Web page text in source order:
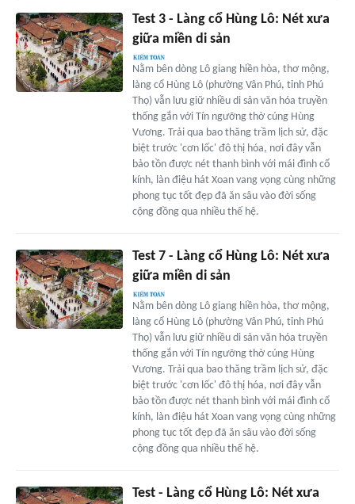
Test 3 - Làng cổ Hùng Lô: Nét xưa
giữa miền di sản
Nằm bên dòng Lô giang hiền hòa, thơ mộng,
làng cổ Hùng Lô (phường Vân Phú, tỉnh Phú
Thọ) vẫn lưu giữ nhiều di sản văn hóa truyền
thống gắn với Tín ngưỡng thờ cúng Hùng
Vương. Trải qua bao thăng trầm lịch sử, đặc
biệt trước 'cơn lốc' đô thị hóa, nơi đây vẫn
bảo tồn được nét thanh bình với mái đình cổ
kính, làn điệu hát Xoan vang vọng cùng những
phong tục tốt đẹp đã ăn sâu vào đời sống
cộng đồng qua nhiều thế hệ.
Test 7 - Làng cổ Hùng Lô: Nét xưa
giữa miền di sản
Nằm bên dòng Lô giang hiền hòa, thơ mộng,
làng cổ Hùng Lô (phường Vân Phú, tỉnh Phú
Thọ) vẫn lưu giữ nhiều di sản văn hóa truyền
thống gắn với Tín ngưỡng thờ cúng Hùng
Vương. Trải qua bao thăng trầm lịch sử, đặc
biệt trước 'cơn lốc' đô thị hóa, nơi đây vẫn
bảo tồn được nét thanh bình với mái đình cổ
kính, làn điệu hát Xoan vang vọng cùng những
phong tục tốt đẹp đã ăn sâu vào đời sống
cộng đồng qua nhiều thế hệ.
Test - Làng cổ Hùng Lô: Nét xưa